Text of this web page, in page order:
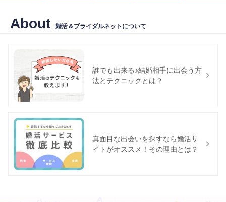
About 婚活＆ブライダルネットについて
誰でも出来る♪結婚相手に出会う方
法とテクニックとは？
真面目な出会いを探すなら婚活サ
イトがオススメ！その理由とは？